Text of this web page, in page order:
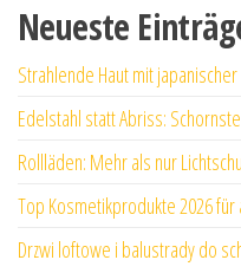
Neueste
Strahlende Haut mit
Edelstahl statt Abriss:
Rollläden: Mehr als nur
Top Kosmetikprodukte 2026
Drzwi loftowe i balustrady do